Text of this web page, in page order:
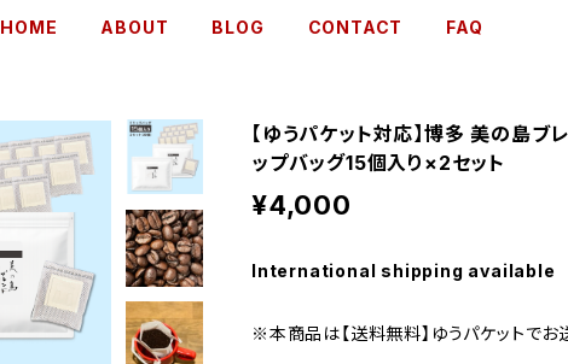
HOME ABOUT BLOG CONTACT FAQ
【ゆうパケット対応】博多 美の島ブ
ップバッグ15個入り×2セット
¥4,000
International shipping available
※本商品は【送料無料】ゆうパケットでお